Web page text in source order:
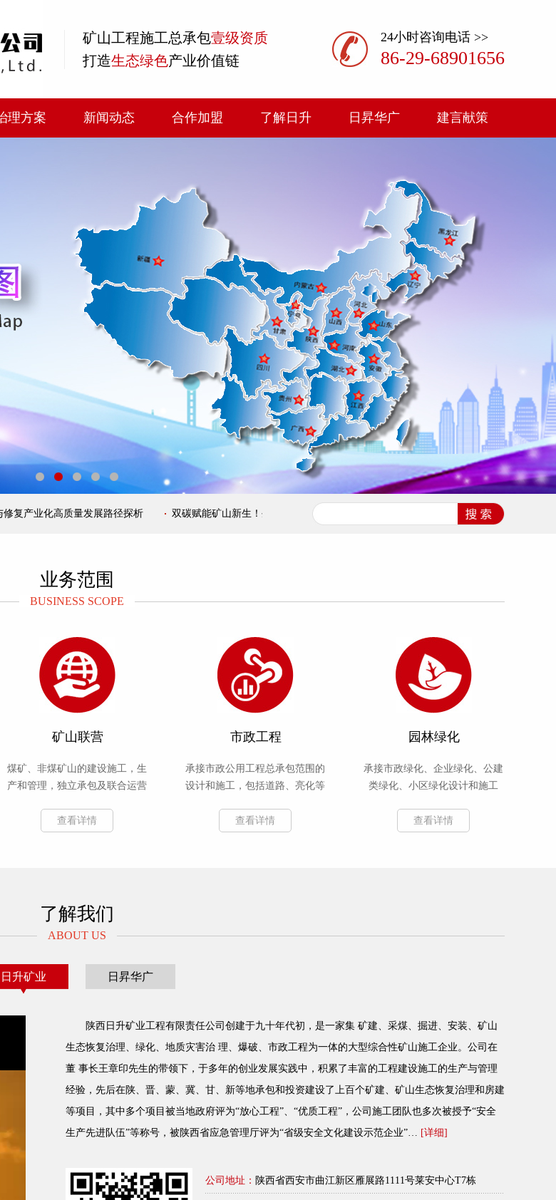
矿山工程施工总承包壹级资质
打造生态绿色产业价值链
24小时咨询电话 >>
86-29-68901656
理方案 新闻动态 合作加盟 了解日升 日昇华广 建言献策
化高质量发展路径探析 双碳赋能矿山新生！生态修复解锁碳汇增收新路径 金属尾矿库闭库后的生态重建与景观
业务范围
BUSINESS SCOPE
矿山联营
煤矿、非煤矿山的建设施工，生
产和管理，独立承包及联合运营
查看详情
市政工程
承接市政公用工程总承包范围的
设计和施工，包括道路、亮化等
查看详情
园林绿化
承接市政绿化、企业绿化、公建
类绿化、小区绿化设计和施工
查看详情
了解我们
ABOUT US
日升矿业 日昇华广
陕西日升矿业工程有限责任公司创建于九十年代初，是一家集 矿建、采煤、掘进、安装、矿山
生态恢复治理、绿化、地质灾害治 理、爆破、市政工程为一体的大型综合性矿山施工企业。公司在
董 事长王章印先生的带领下，于多年的创业发展实践中，积累了丰富的工程建设施工的生产与管理
经验，先后在陕、晋、蒙、冀、甘、新等地承包和投资建设了上百个矿建、矿山生态恢复治理和房建
等项目，其中多个项目被当地政府评为“放心工程”、“优质工程”，公司施工团队也多次被授予“安全
生产先进队伍”等称号，被陕西省应急管理厅评为“省级安全文化建设示范企业”… [详细]
公司地址： 陕西省西安市曲江新区雁展路1111号莱安中心T7栋